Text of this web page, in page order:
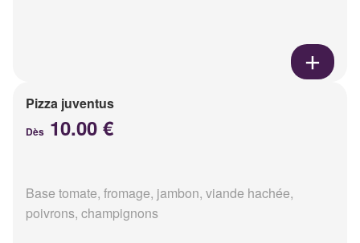
Pizza juventus
Dès 10.00 €
Base tomate, fromage, jambon, viande hachée,
poivrons, champignons